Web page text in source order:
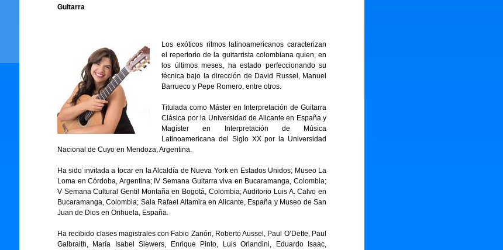
Guitarra
Los exóticos ritmos latinoamericanos caracterizan
el repertorio de la guitarrista colombiana quien, en
los últimos meses, ha estado perfeccionando su
técnica bajo la dirección de David Russel, Manuel
Barrueco y Pepe Romero, entre otros.
Titulada como Máster en Interpretación de Guitarra
Clásica por la Universidad de Alicante en España y
Magíster en Interpretación de Música
Latinoamericana del Siglo XX por la Universidad
Nacional de Cuyo en Mendoza, Argentina.
Ha sido invitada a tocar en la Alcaldía de Nueva York en Estados Unidos; Museo La
Loma en Córdoba, Argentina; IV Semana Guitarra viva en Bucaramanga, Colombia;
V Semana Cultural Gentil Montaña en Bogotá, Colombia; Auditorio Luis A. Calvo en
Bucaramanga, Colombia; Sala Rafael Altamira en Alicante, España y Museo de San
Juan de Dios en Orihuela, España.
Ha recibido clases magistrales con Fabio Zanón, Roberto Aussel, Paul O’Dette, Paul
Galbraith, María Isabel Siewers, Enrique Pinto, Luis Orlandini, Eduardo Isaac,